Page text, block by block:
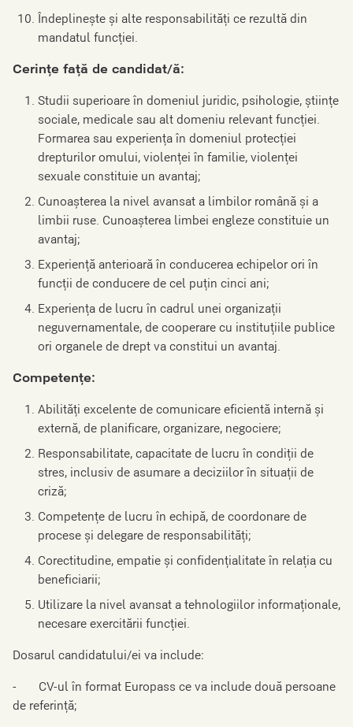
Îndeplinește și alte responsabilități ce rezultă din
mandatul funcției.
Cerințe față de candidat/ă:
Studii superioare în domeniul juridic, psihologie, științe
sociale, medicale sau alt domeniu relevant funcției.
Formarea sau experiența în domeniul protecției
drepturilor omului, violenței în familie, violenței
sexuale constituie un avantaj;
Cunoașterea la nivel avansat a limbilor română și a
limbii ruse. Cunoașterea limbei engleze constituie un
avantaj;
Experiență anterioară în conducerea echipelor ori în
funcții de conducere de cel puțin cinci ani;
Experiența de lucru în cadrul unei organizații
neguvernamentale, de cooperare cu instituțiile publice
ori organele de drept va constitui un avantaj.
Competențe:
Abilități excelente de comunicare eficientă internă și
externă, de planificare, organizare, negociere;
Responsabilitate, capacitate de lucru în condiții de
stres, inclusiv de asumare a deciziilor în situații de
criză;
Competențe de lucru în echipă, de coordonare de
procese și delegare de responsabilități;
Corectitudine, empatie şi confidenţialitate în relaţia cu
beneficiarii;
Utilizare la nivel avansat a tehnologiilor informaționale,
necesare exercitării funcției.
Dosarul candidatului/ei va include:
- CV-ul în format Europass ce va include două persoane
de referință;